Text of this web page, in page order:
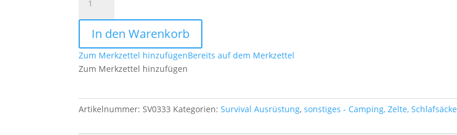
First
AID
schlagfest
und
wasserdicht
teilig-
NEU
In den Warenkorb
Zum Merkzettel hinzufügenBereits auf dem Merkzettel
Zum Merkzettel hinzufügen
Artikelnummer:SV0333 Kategorien:Survival Ausrüstung,sonstiges - Camping, Zelte, Schlafsäcke